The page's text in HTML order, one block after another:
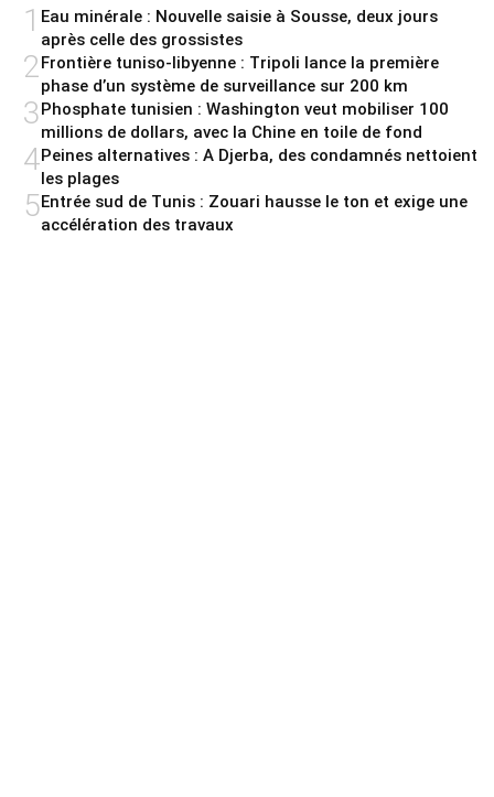
1 Eau minérale : Nouvelle saisie à Sousse, deux jours
après celle des grossistes
2 Frontière tuniso-libyenne : Tripoli lance la première
phase d’un système de surveillance sur 200 km
3Phosphate tunisien : Washington veut mobiliser 100
millions de dollars, avec la Chine en toile de fond
4Peines alternatives : A Djerba, des condamnés nettoient
les plages
5Entrée sud de Tunis : Zouari hausse le ton et exige une
accélération des travaux